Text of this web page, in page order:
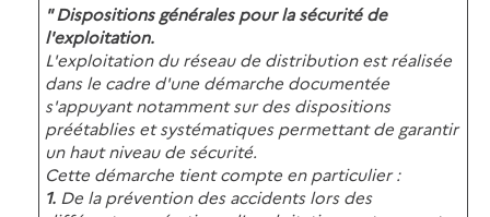
" Dispositions générales pour la sécurité de
l'exploitation.
L'exploitation du réseau de distribution est réalisée
dans le cadre d'une démarche documentée
s'appuyant notamment sur des dispositions
préétablies et systématiques permettant de garantir
un haut niveau de sécurité.
Cette démarche tient compte en particulier :
1. De la prévention des accidents lors des